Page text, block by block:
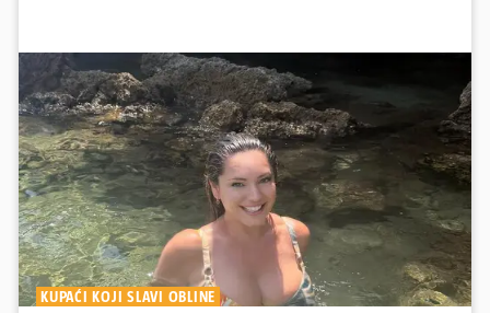
KUPAĆI KOJI SLAVI OBLINE